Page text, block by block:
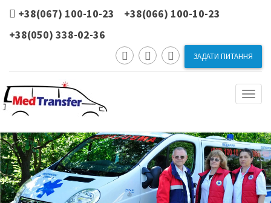
+38(067) 100-10-23 +38(066) 100-10-23
+38(050) 338-02-36
ЗАДАТИ ПИТАННЯ